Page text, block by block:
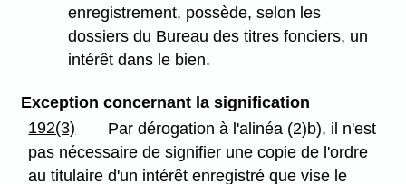
enregistrement, possède, selon les
dossiers du Bureau des titres fonciers, un
intérêt dans le bien.
Exception concernant la signification
192(3)
Par dérogation à l'alinéa (2)b), il n'est
pas nécessaire de signifier une copie de l'ordre
au titulaire d'un intérêt enregistré que vise le